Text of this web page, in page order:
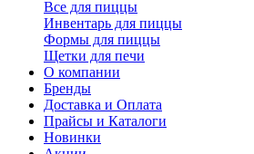
Все для пиццы
Инвентарь для пиццы
Формы для пиццы
Щетки для печи
О компании
Бренды
Доставка и Оплата
Прайсы и Каталоги
Новинки